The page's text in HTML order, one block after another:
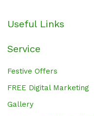
Useful Links
Service
Festive Offers
FREE Digital Marketing
Gallery